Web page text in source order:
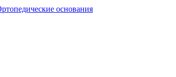
основания